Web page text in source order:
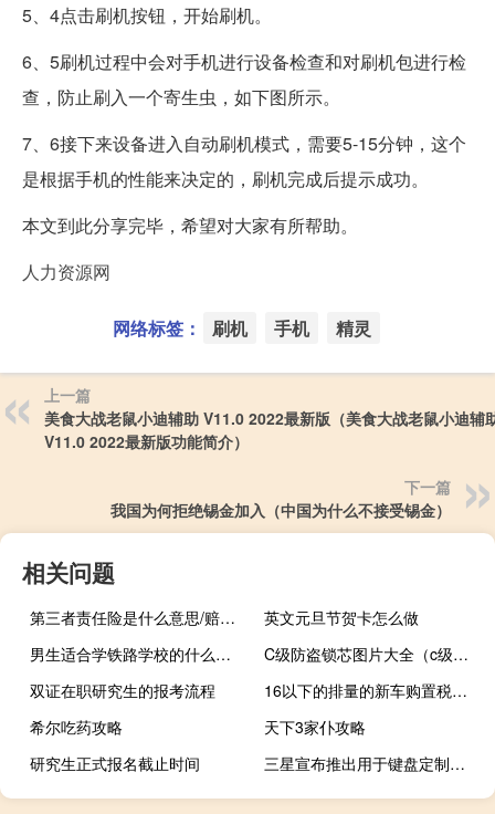
5、4点击刷机按钮，开始刷机。
6、5刷机过程中会对手机进行设备检查和对刷机包进行检
查，防止刷入一个寄生虫，如下图所示。
7、6接下来设备进入自动刷机模式，需要5-15分钟，这个
是根据手机的性能来决定的，刷机完成后提示成功。
本文到此分享完毕，希望对大家有所帮助。
人力资源网
网络标签： 刷机 手机 精灵
上一篇
美食大战老鼠小迪辅助 V11.0 2022最新版（美食大战老鼠小迪辅
V11.0 2022最新版功能简介）
下一篇
我国为何拒绝锡金加入（中国为什么不接受锡金）
相关问题
第三者责任险是什么意思/赔偿范围/多少钱（第三责任险是什么意思）
英文元旦节贺卡怎么做
男生适合学铁路学校的什么专业
C级防盗锁芯图片大全（c级防盗锁）
双证在职研究生的报考流程
16以下的排量的新车购置税是多少
希尔吃药攻略
天下3家仆攻略
研究生正式报名截止时间
三星宣布推出用于键盘定制的新Goodlock模块